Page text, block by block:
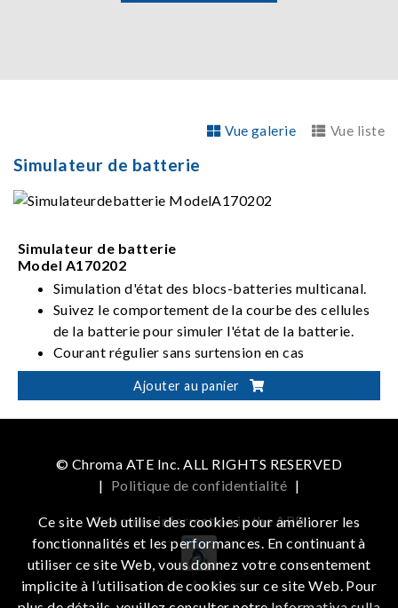
Vue galerie Vue liste
Simulateur de batterie
Simulateur de batterie
Model A170202
Simulation d'état des blocs-batteries multicanal.
Suivez le comportement de la courbe des cellules
de la batterie pour simuler l'état de la batterie.
Courant régulier sans surtension en cas
d'altération du mode de charge et de décharge
(CC-CV-CP).
Ajouter au panier
© Chroma ATE Inc. ALL RIGHTS RESERVED
| Politique de confidentialité |
Get more information in the APP
iOS Android
Ce site Web utilise des cookies pour améliorer les
fonctionnalités et les performances. En continuant à
utiliser ce site Web, vous donnez votre consentement
implicite à l’utilisation de cookies sur ce site Web. Pour